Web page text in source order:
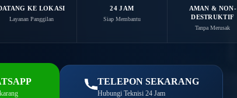
KE LOKASI
Layanan Panggilan
24 JAM
Siap Membantu
AMAN & NON-
DESTRUKTIF
Tanpa Merusak
TELEPON SEKARANG
Hubungi Teknisi 24 Jam